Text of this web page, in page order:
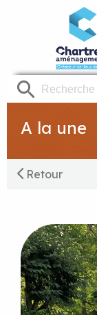
A la une
Retour
Panneau de